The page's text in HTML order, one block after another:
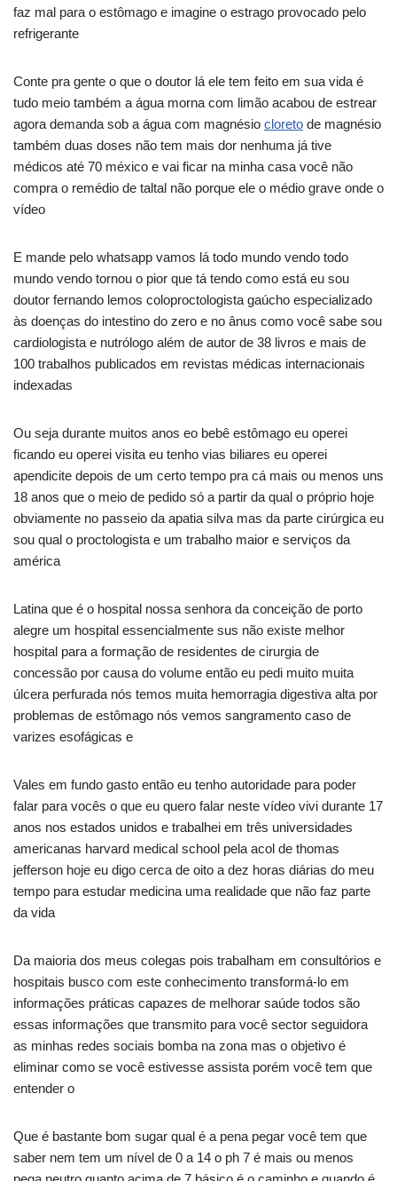
faz mal para o estômago e imagine o estrago provocado pelo
refrigerante
Conte pra gente o que o doutor lá ele tem feito em sua vida é
tudo meio também a água morna com limão acabou de estrear
agora demanda sob a água com magnésio cloreto de magnésio
também duas doses não tem mais dor nenhuma já tive
médicos até 70 méxico e vai ficar na minha casa você não
compra o remédio de taltal não porque ele o médio grave onde o
vídeo
E mande pelo whatsapp vamos lá todo mundo vendo todo
mundo vendo tornou o pior que tá tendo como está eu sou
doutor fernando lemos coloproctologista gaúcho especializado
às doenças do intestino do zero e no ânus como você sabe sou
cardiologista e nutrólogo além de autor de 38 livros e mais de
100 trabalhos publicados em revistas médicas internacionais
indexadas
Ou seja durante muitos anos eo bebê estômago eu operei
ficando eu operei visita eu tenho vias biliares eu operei
apendicite depois de um certo tempo pra cá mais ou menos uns
18 anos que o meio de pedido só a partir da qual o próprio hoje
obviamente no passeio da apatia silva mas da parte cirúrgica eu
sou qual o proctologista e um trabalho maior e serviços da
américa
Latina que é o hospital nossa senhora da conceição de porto
alegre um hospital essencialmente sus não existe melhor
hospital para a formação de residentes de cirurgia de
concessão por causa do volume então eu pedi muito muita
úlcera perfurada nós temos muita hemorragia digestiva alta por
problemas de estômago nós vemos sangramento caso de
varizes esofágicas e
Vales em fundo gasto então eu tenho autoridade para poder
falar para vocês o que eu quero falar neste vídeo vivi durante 17
anos nos estados unidos e trabalhei em três universidades
americanas harvard medical school pela acol de thomas
jefferson hoje eu digo cerca de oito a dez horas diárias do meu
tempo para estudar medicina uma realidade que não faz parte
da vida
Da maioria dos meus colegas pois trabalham em consultórios e
hospitais busco com este conhecimento transformá-lo em
informações práticas capazes de melhorar saúde todos são
essas informações que transmito para você sector seguidora
as minhas redes sociais bomba na zona mas o objetivo é
eliminar como se você estivesse assista porém você tem que
entender o
Que é bastante bom sugar qual é a pena pegar você tem que
saber nem tem um nível de 0 a 14 o ph 7 é mais ou menos